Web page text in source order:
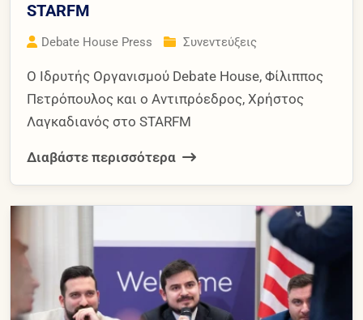
STARFM
Debate House Press Συνεντεύξεις
Ο Ιδρυτής Οργανισμού Debate House, Φίλιππος
Πετρόπουλος και ο Αντιπρόεδρος, Χρήστος
Λαγκαδιανός στο STARFM
Διαβάστε περισσότερα